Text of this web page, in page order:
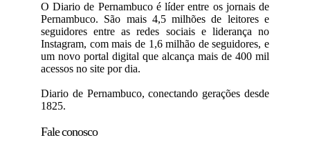
O Diario de Pernambuco é líder entre os jornais de
Pernambuco. São mais 4,5 milhões de leitores e
seguidores entre as redes sociais e liderança no
Instagram, com mais de 1,6 milhão de seguidores, e
um novo portal digital que alcança mais de 400 mil
acessos no site por dia.
Diario de Pernambuco, conectando gerações desde
1825.
Fale conosco